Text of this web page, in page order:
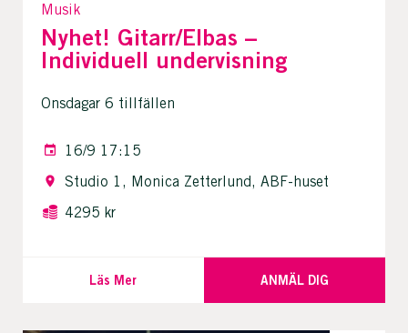
Musik
Nyhet! Gitarr/Elbas –
Individuell undervisning
Onsdagar 6 tillfällen
16/9 17:15
Studio 1, Monica Zetterlund, ABF-huset
4295 kr
Läs Mer ANMÄL DIG